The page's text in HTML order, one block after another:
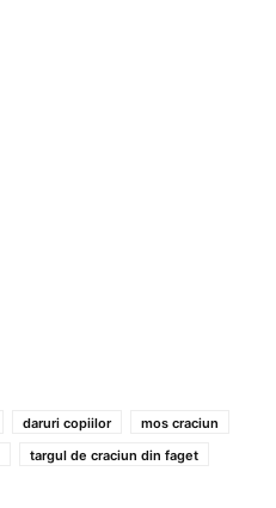
daruri copiilor
mos craciun
targul de craciun din faget